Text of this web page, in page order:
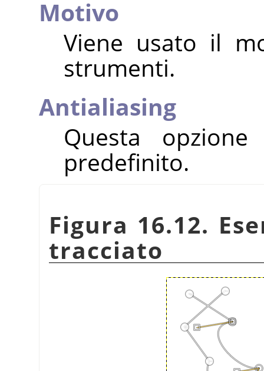
Motivo
Viene usato il
strumenti.
Antialiasing
Questa
predefinito.
Figura 16.12.
tracciato